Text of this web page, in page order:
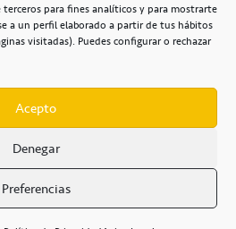
para fines analíticos y para mostrarte
a un perfil elaborado a partir de tus hábitos
visitadas). Puedes configurar o rechazar
Acepto
Denegar
Preferencias
/ 38108 – La Laguna
/ POLÍTICA DE COOKIES /
/ CONDICIONES